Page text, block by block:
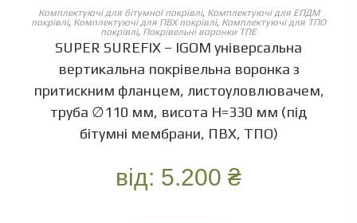
ОБЕРІТЬ ОПЦІЇ
Комплектуючі для бітумної покрівлі, Комплектуючі для ЕПДМ
покрівлі, Комплектуючі для ПВХ покрівлі, Комплектуючі для ТПО
покрівлі, Покрівельні воронки ТПЕ
SUPER SUREFIX – IGOM універсальна
вертикальна покрівельна воронка з
притискним фланцем, листоуловлювачем,
труба ∅110 мм, висота Н=330 мм (під
бітумні мембрани, ПВХ, ТПО)
від: 5.200 ₴